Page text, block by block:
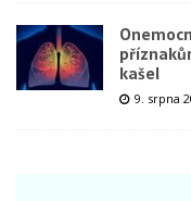
kašel
9. srpna